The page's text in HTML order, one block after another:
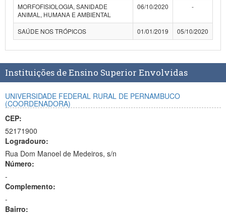
MORFOFISIOLOGIA, SANIDADE
ANIMAL, HUMANA E AMBIENTAL
06/10/2020 -
SAÚDE NOS TRÓPICOS 01/01/2019 05/10/2020
Instituições de Ensino Superior Envolvidas
UNIVERSIDADE FEDERAL RURAL DE PERNAMBUCO
(COORDENADORA)
CEP:
52171900
Logradouro:
Rua Dom Manoel de Medeiros, s/n
Número:
-
Complemento:
-
Bairro: